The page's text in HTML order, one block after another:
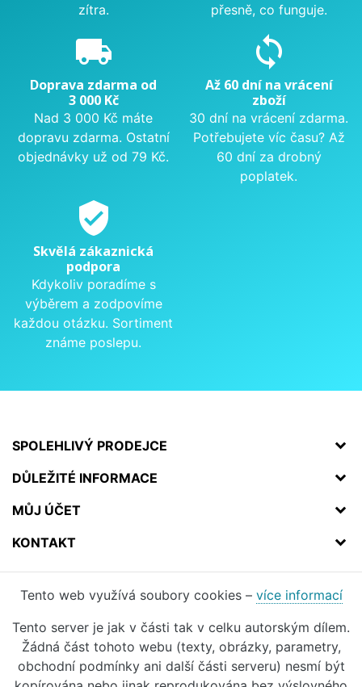
zítra.
přesně, co funguje.
local_shipping
Doprava zdarma od
3 000 Kč
Nad 3 000 Kč máte
dopravu zdarma. Ostatní
objednávky už od 79 Kč.
sync
Až 60 dní na vrácení
zboží
30 dní na vrácení zdarma.
Potřebujete víc času? Až
60 dní za drobný
poplatek.
verified_user
Skvělá zákaznická
podpora
Kdykoliv poradíme s
výběrem a zodpovíme
každou otázku. Sortiment
známe poslepu.
SPOLEHLIVÝ PRODEJCE
DŮLEŽITÉ INFORMACE
MŮJ ÚČET
KONTAKT
Tento web využívá soubory cookies – více informací
Tento server je jak v části tak v celku autorským dílem.
Žádná část tohoto webu (texty, obrázky, parametry,
obchodní podmínky ani další části serveru) nesmí být